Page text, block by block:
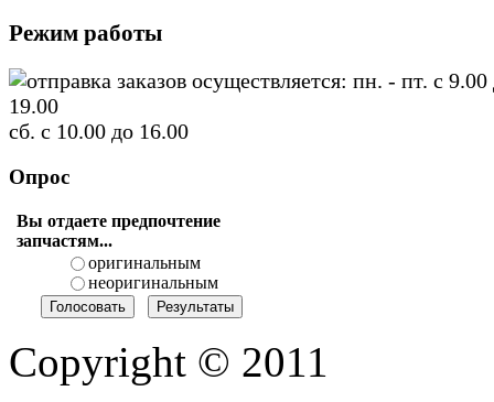
Режим работы
отправка заказов осуществляется: пн. - пт. с 9.00
19.00
сб. с 10.00 до 16.00
Опрос
Вы отдаете предпочтение
запчастям...
оригинальным
неоригинальным
Copyright © 2011